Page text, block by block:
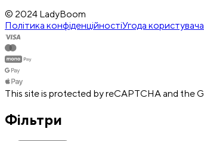
© 2024 LadyBoom
Політика конфіденційностіУгода користувача
This site is protected by reCAPTCHA and the
Фільтри